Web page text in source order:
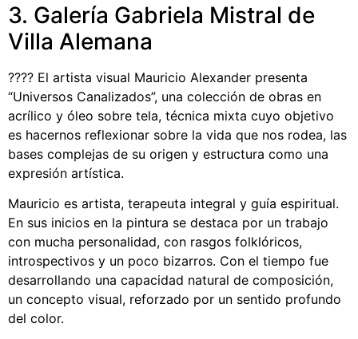
3. Galería Gabriela Mistral de
Villa Alemana
???? El artista visual Mauricio Alexander presenta
“Universos Canalizados”, una colección de obras en
acrílico y óleo sobre tela, técnica mixta cuyo objetivo
es hacernos reflexionar sobre la vida que nos rodea, las
bases complejas de su origen y estructura como una
expresión artística.
Mauricio es artista, terapeuta integral y guía espiritual.
En sus inicios en la pintura se destaca por un trabajo
con mucha personalidad, con rasgos folklóricos,
introspectivos y un poco bizarros. Con el tiempo fue
desarrollando una capacidad natural de composición,
un concepto visual, reforzado por un sentido profundo
del color.